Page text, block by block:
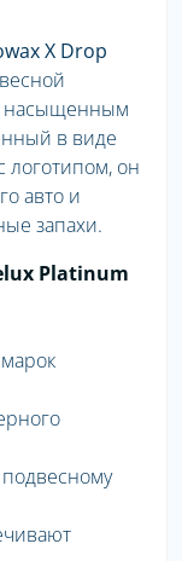
X Drop
насыщенным
в виде
логотипом, он
авто и
запахи.
Platinum